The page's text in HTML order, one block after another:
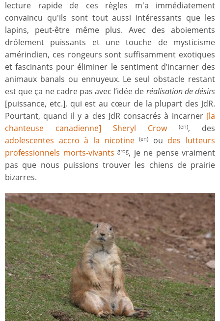
lecture rapide de ces règles m'a immédiatement
convaincu qu'ils sont tout aussi intéressants que les
lapins, peut-être même plus. Avec des aboiements
drôlement puissants et une touche de mysticisme
amérindien, ces rongeurs sont suffisamment exotiques
et fascinants pour éliminer le sentiment d’incarner des
animaux banals ou ennuyeux. Le seul obstacle restant
est que ça ne cadre pas avec l’idée de réalisation de désirs
[puissance, etc.], qui est au cœur de la plupart des JdR.
Pourtant, quand il y a des JdR consacrés à incarner [la
chanteuse canadienne] Sheryl Crow
(en), des
adolescentes accro à la nicotine
(en) ou des lutteurs
professionnels morts-vivants grog, je ne pense vraiment
pas que nous puissions trouver les chiens de prairie
bizarres.